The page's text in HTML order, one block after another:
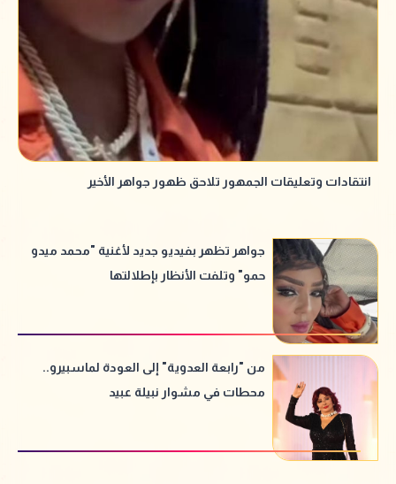
انتقادات وتعليقات الجمهور تلاحق ظهور جواهر الأخير
جواهر تظهر بفيديو جديد لأغنية "محمد ميدو
حمو" وتلفت الأنظار بإطلالتها
من "رابعة العدوية" إلى العودة لماسبيرو..
محطات في مشوار نبيلة عبيد